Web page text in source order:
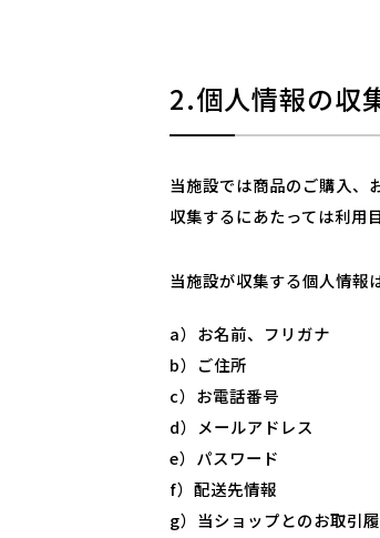
2.個人情報の収
当施設では商品のご購入、
収集するにあたっては利用
当施設が収集する個人情報
a）お名前、フリガナ
b）ご住所
c）お電話番号
d）メールアドレス
e）パスワード
f）配送先情報
g）当ショップとのお取引